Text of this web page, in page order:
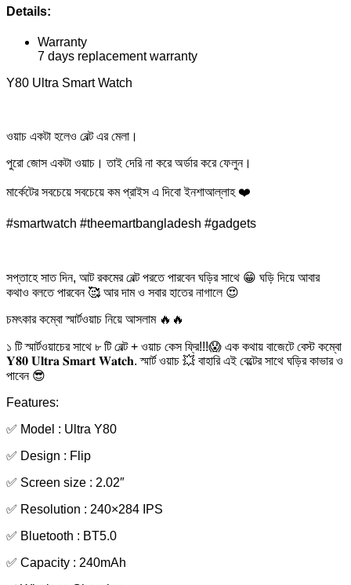
Details:
Warranty
7 days replacement warranty
Y80 Ultra Smart Watch
ওয়াচ একটা হলেও বেল্ট এর মেলা।
পুরো জোস একটা ওয়াচ। তাই দেরি না করে অর্ডার করে ফেলুন।
মার্কেটের সবচেয়ে সবচেয়ে কম প্রাইস এ দিবো ইনশাআল্লাহ ❤️
#smartwatch #theemartbangladesh #gadgets
সপ্তাহে সাত দিন, আট রকমের বেল্ট পরতে পারবেন ঘড়ির সাথে 😁 ঘড়ি দিয়ে আবার
কথাও বলতে পারবেন 🥰 আর দাম ও সবার হাতের নাগালে 😍
চমৎকার কম্বো স্মার্টওয়াচ নিয়ে আসলাম 🔥🔥
১ টি স্মার্টওয়াচের সাথে ৮ টি বেল্ট + ওয়াচ কেস ফ্রি!!!😱 এক কথায় বাজেটে বেস্ট কম্বো
𝐘𝟖𝟎 𝐔𝐥𝐭𝐫𝐚 𝐒𝐦𝐚𝐫𝐭 𝐖𝐚𝐭𝐜𝐡. স্মার্ট ওয়াচ 💥 বাহারি এই বেল্টের সাথে ঘড়ির কাভার ও
পাবেন 😎
Features:
✅ Model : Ultra Y80
✅ Design : Flip
✅ Screen size : 2.02″
✅ Resolution : 240×284 IPS
✅ Bluetooth : BT5.0
✅ Capacity : 240mAh